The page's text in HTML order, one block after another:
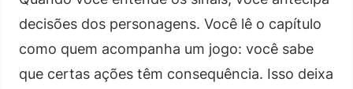
decisões dos personagens. Você lê o capítulo
como quem acompanha um jogo: você sabe
que certas ações têm consequência. Isso deixa